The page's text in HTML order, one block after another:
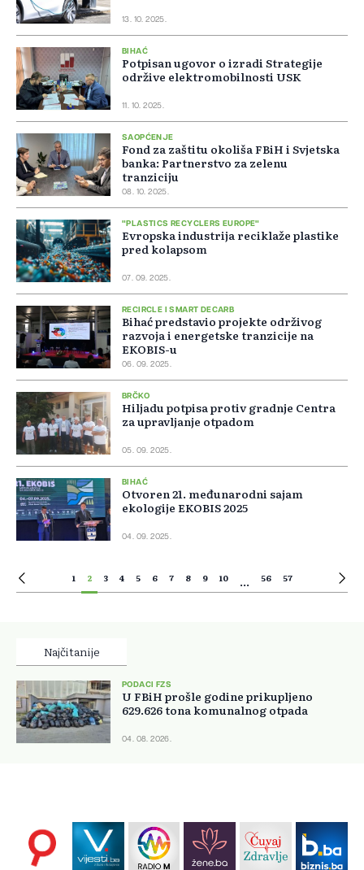
13. 10. 2025.
BIHAĆ
Potpisan ugovor o izradi Strategije
održive elektromobilnosti USK
11. 10. 2025.
SAOPĆENJE
Fond za zaštitu okoliša FBiH i Svjetska
banka: Partnerstvo za zelenu
tranziciju
08. 10. 2025.
"PLASTICS RECYCLERS EUROPE"
Evropska industrija reciklaže plastike
pred kolapsom
07. 09. 2025.
RECIRCLE I SMART DECARB
Bihać predstavio projekte održivog
razvoja i energetske tranzicije na
EKOBIS-u
06. 09. 2025.
BRČKO
Hiljadu potpisa protiv gradnje Centra
za upravljanje otpadom
05. 09. 2025.
BIHAĆ
Otvoren 21. međunarodni sajam
ekologije EKOBIS 2025
04. 09. 2025.
1 2 3 4 5 6 7 8 9 10 ... 56 57
Najčitanije
PODACI FZS
U FBiH prošle godine prikupljeno
629.626 tona komunalnog otpada
04. 08. 2026.